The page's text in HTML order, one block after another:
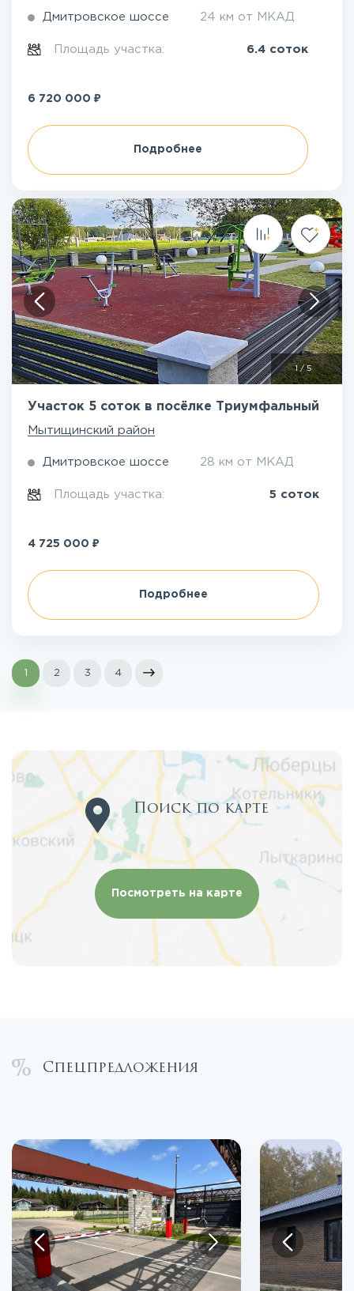
Дмитровское шоссе 24 км от МКАД
Площадь участка: 6.4 соток
6 720 000 ₽
Подробнее
1 /5
Участок 5 соток в посёлке Триумфальный
Мытищинский район
Дмитровское шоссе 28 км от МКАД
Площадь участка: 5 соток
4 725 000 ₽
Подробнее
1 2 3 4
Поиск по карте
Посмотреть на карте
Спецпредложения